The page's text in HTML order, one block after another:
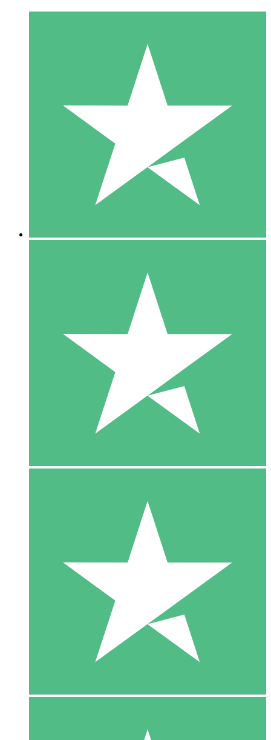
Pacotes de Créditos Individuais
Pague conforme o uso com créditos de download. Sem
1000
10 Downloads
20 00